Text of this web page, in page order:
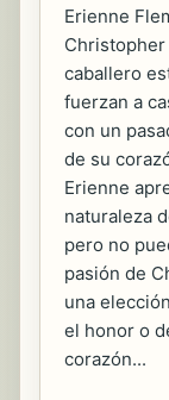
Erienne
caballero
fuerzan a
con un
de su
Erienne
naturaleza
pero no
pasión de
una
el honor o
corazón...